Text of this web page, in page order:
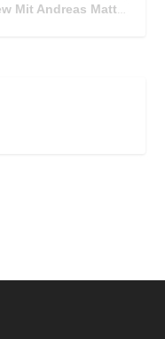
Matthä, CEO der ÖBB Holding